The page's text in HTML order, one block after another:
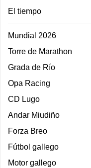
El tiempo
Mundial 2026
Torre de Marathon
Grada de Río
Opa Racing
CD Lugo
Andar Miudiño
Forza Breo
Fútbol gallego
Motor gallego